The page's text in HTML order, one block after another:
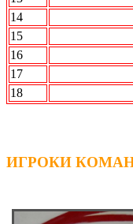
14
15
16
17
18
ИГРОКИ